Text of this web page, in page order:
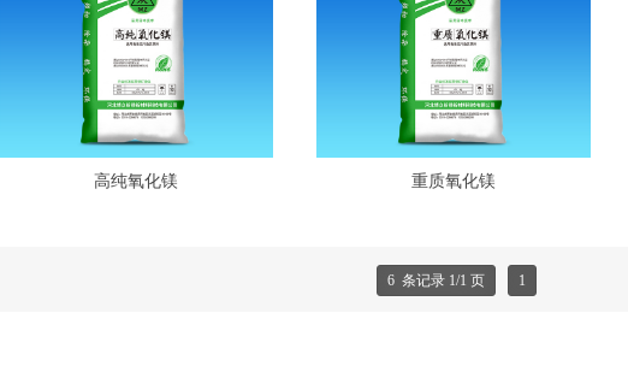
高纯氧化镁 重质氧化镁
6 条记录 1/1 页 1